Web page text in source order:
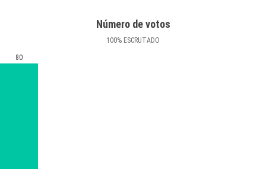
Número de votos
100% ESCRUTADO
80